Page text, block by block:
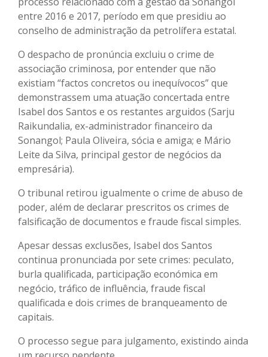
entre 2016 e 2017, período em que presidiu ao
conselho de administração da petrolífera estatal.
O despacho de pronúncia excluiu o crime de
associação criminosa, por entender que não
existiam “factos concretos ou inequívocos” que
demonstrassem uma atuação concertada entre
Isabel dos Santos e os restantes arguidos (Sarju
Raikundalia, ex-administrador financeiro da
Sonangol; Paula Oliveira, sócia e amiga; e Mário
Leite da Silva, principal gestor de negócios da
empresária).
O tribunal retirou igualmente o crime de abuso de
poder, além de declarar prescritos os crimes de
falsificação de documentos e fraude fiscal simples.
Apesar dessas exclusões, Isabel dos Santos
continua pronunciada por sete crimes: peculato,
burla qualificada, participação económica em
negócio, tráfico de influência, fraude fiscal
qualificada e dois crimes de branqueamento de
capitais.
O processo segue para julgamento, existindo ainda